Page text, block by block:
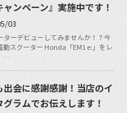
ャンペーン』実施中です！
03
ターデビューしてみませんか！？今
動スクーター Honda「EM1 e:」をレ
…
出会に感謝感謝！当店のイ
グラムでお伝えします！